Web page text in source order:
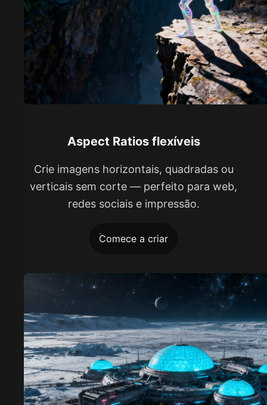
Aspect Ratios flexíveis
Crie imagens horizontais, quadradas ou
verticais sem corte — perfeito para web,
redes sociais e impressão.
Comece a criar